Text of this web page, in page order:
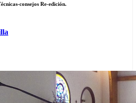
consejos Re-edición.